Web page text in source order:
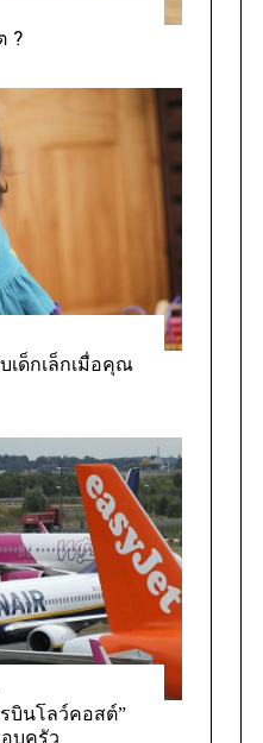
?
ด็กเล็กเมื่อคุณ
บินโลว์คอสต์”